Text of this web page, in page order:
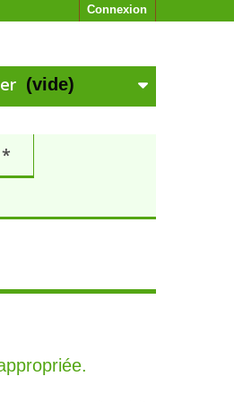
Connexion
(vide)